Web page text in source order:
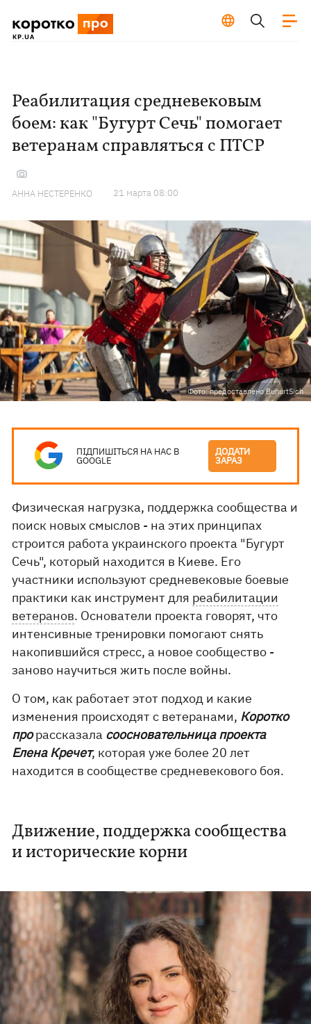
Реабилитация средневековым
боем: как "Бугурт Сечь" помогает
ветеранам справляться с ПТСР
АННА НЕСТЕРЕНКО 21 марта 08:00
Фото: предоставлено BuhurtSich
ПІДПИШІТЬСЯ НА НАС В
GOOGLE
ДОДАТИ
ЗАРАЗ
Физическая нагрузка, поддержка сообщества и
поиск новых смыслов - на этих принципах
строится работа украинского проекта "Бугурт
Сечь", который находится в Киеве. Его
участники используют средневековые боевые
практики как инструмент для реабилитации
ветеранов. Основатели проекта говорят, что
интенсивные тренировки помогают снять
накопившийся стресс, а новое сообщество -
заново научиться жить после войны.
О том, как работает этот подход и какие
изменения происходят с ветеранами, Коротко
прорассказала соосновательница проекта
Елена Кречет, которая уже более 20 лет
находится в сообществе средневекового боя.
Движение, поддержка сообщества
и исторические корни